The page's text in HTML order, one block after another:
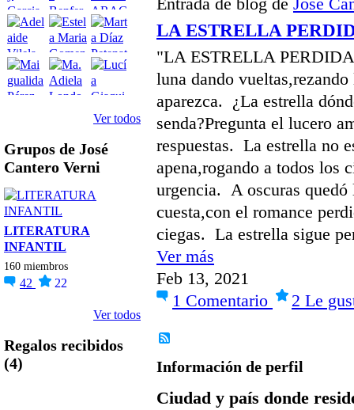
Ver todos
Grupos de José
Cantero Verni
LITERATURA
INFANTIL
160 miembros
42 22
Ver todos
Regalos recibidos
(4)
LA ESTRELLA
"LA ESTRELLA
luna dando
aparezca. ¿La estrella
senda?Pregunta el lucero
respuestas. La estrella no
apena,rogando a todos los
urgencia. A oscuras quedó
cuesta,con el romance
ciegas. La estrella sigue
Ver más
Feb 13, 2021
1 Comentario 2 Le
Información de perfil
Ciudad y país donde